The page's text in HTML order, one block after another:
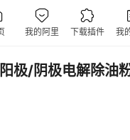
极/阴极电解除油